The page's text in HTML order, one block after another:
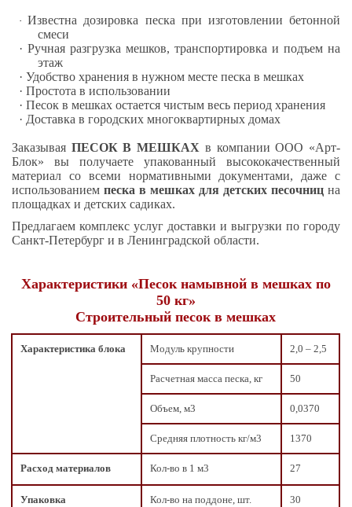
·Известна дозировка песка при изготовлении бетонной
смеси
· Ручная разгрузка мешков, транспортировка и подъем на
этаж
· Удобство хранения в нужном месте песка в мешках
· Простота в использовании
· Песок в мешках остается чистым весь период хранения
· Доставка в городских многоквартирных домах
Заказывая ПЕСОК В МЕШКАХ в компании ООО «Арт-
Блок» вы получаете упакованный высококачественный
материал со всеми нормативными документами, даже с
использованием песка в мешках для детских песочниц на
площадках и детских садиках.
Предлагаем комплекс услуг доставки и выгрузки по городу
Санкт-Петербург и в Ленинградской области.
Характеристики «Песок намывной в мешках по
50 кг»
Строительный песок в мешках
Характеристика блока Модуль крупности 2,0 – 2,5
Расчетная масса песка, кг 50
Объем, м3 0,0370
Средняя плотность кг/м3 1370
Расход материалов Кол-во в 1 м3 27
Упаковка Кол-во на поддоне, шт. 30